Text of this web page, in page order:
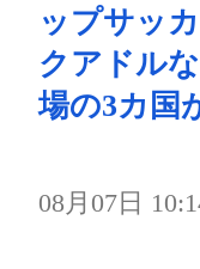
ップサッ
クアドル
場の3カ国
08月07日